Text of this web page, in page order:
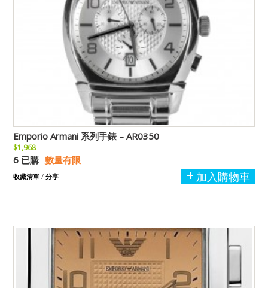
Emporio Armani 系列手錶 – AR0350
$1,968
6 已購 數量有限
加入購物車
收藏清單 / 分享